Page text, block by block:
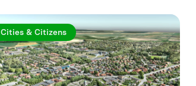
& Citizens